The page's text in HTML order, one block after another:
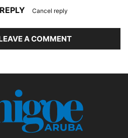
Cancel reply
A COMMENT